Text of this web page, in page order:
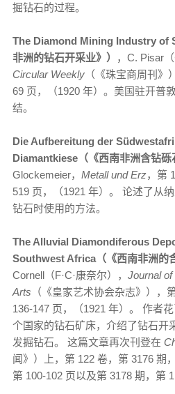
掘钻石的过程。
The Diamond Mining Industry of
非洲的钻石开采业》）
，C. Pisar（
Circular Weekly （《珠宝商周刊》
69 页，（1920 年）。美国驻开普
结。
Die Aufbereitung der
Diamantkiese（《西南非洲含钻砾
Glockemeier， Metall und Erz，第
519 页，（1921 年）。 论述了从
钻石时使用的方法。
The Alluvial Diamondiferous
Southwest Africa（《西南非洲的
Cornell（F·C·康奈尔）， Journal
Arts （《皇家艺术协会杂志》），
136-147 页，（1921 年）。 作者
个国家的钻石矿床，介绍了钻石开
发掘钻石。 这篇文章再次刊登在
闻》）上，第 122 卷，第 3176 期
第 100-102 页以及第 3178 期，第